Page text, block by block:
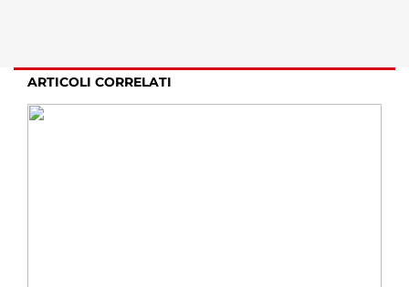
ARTICOLI CORRELATI